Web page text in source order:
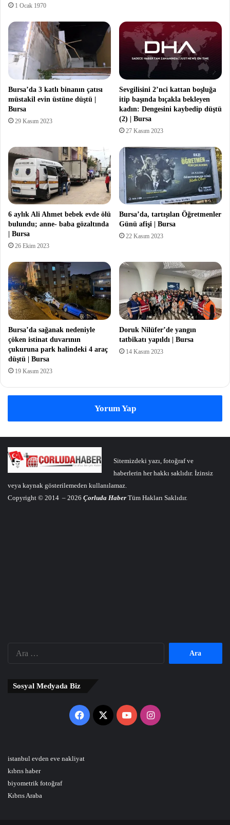
1 Ocak 1970
Bursa’da 3 katlı binanın çatısı
müstakil evin üstüne düştü |
Bursa
29 Kasım 2023
Sevgilisini 2’nci kattan boşluğa
itip başında bıçakla bekleyen
kadın: Dengesini kaybedip düştü
(2) | Bursa
27 Kasım 2023
6 aylık Ali Ahmet bebek evde ölü
bulundu; anne- baba gözaltında
| Bursa
26 Ekim 2023
Bursa’da, tartışılan Öğretmenler
Günü afişi | Bursa
22 Kasım 2023
Bursa’da sağanak nedeniyle
çöken istinat duvarının
çukuruna park halindeki 4 araç
düştü | Bursa
19 Kasım 2023
Doruk Nilüfer’de yangın
tatbikatı yapıldı | Bursa
14 Kasım 2023
Yorum Yap
Sitemizdeki yazı, fotoğraf ve
haberlerin her hakkı saklıdır. İzinsiz
veya kaynak gösterilemeden kullanılamaz.
Copyright © 2014 – 2026 Çorluda Haber Tüm Hakları Saklıdır.
Sosyal Medyada Biz
Facebook
X YouTubeInstagram
istanbul evden eve nakliyat
kıbrıs haber
biyometrik fotoğraf
Kıbrıs Araba